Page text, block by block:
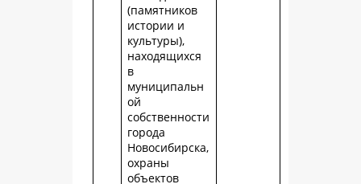
(памятников
истории и
культуры),
находящихся
в
муниципальн
ой
собственности
города
Новосибирска,
охраны
объектов